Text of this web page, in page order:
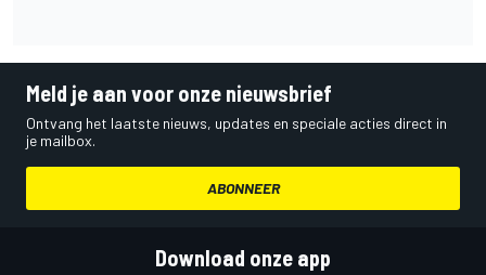
Meld je aan voor onze nieuwsbrief
Ontvang het laatste nieuws, updates en speciale acties direct in
je mailbox.
ABONNEER
Download onze app